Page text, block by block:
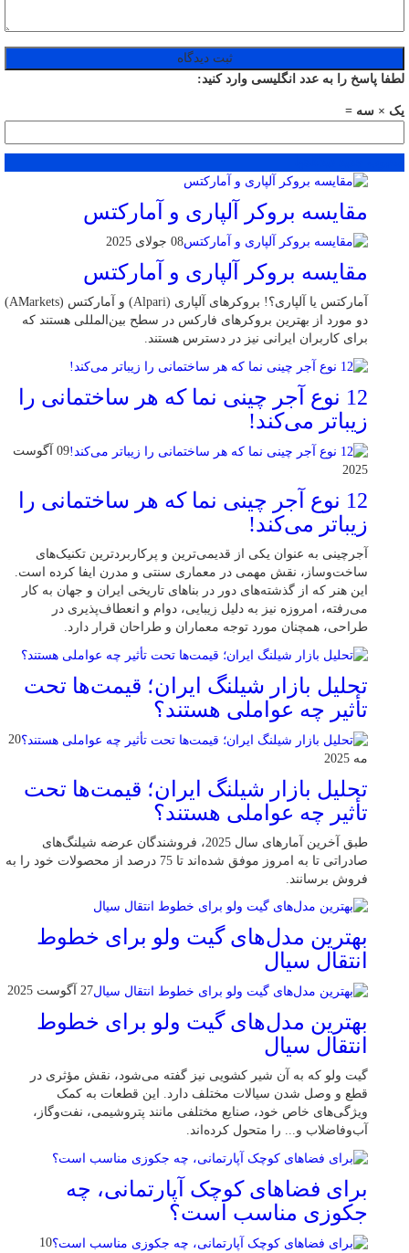
لطفا پاسخ را به عدد انگلیسی وارد کنید:
یک × سه =
مقایسه بروکر آلپاری و آمارکتس
08 جولای 2025
مقایسه بروکر آلپاری و آمارکتس
آمارکتس یا آلپاری؟! بروکرهای آلپاری (Alpari) و آمارکتس (AMarkets)
دو مورد از بهترین بروکرهای فارکس در سطح بین‌المللی هستند که
برای کاربران ایرانی نیز در دسترس هستند.
12 نوع آجر چینی نما که هر ساختمانی را
زیباتر می‌کند!
09 آگوست
2025
12 نوع آجر چینی نما که هر ساختمانی را
زیباتر می‌کند!
آجرچینی به عنوان یکی از قدیمی‌ترین و پرکاربردترین تکنیک‌های
ساخت‌وساز، نقش مهمی در معماری سنتی و مدرن ایفا کرده است.
این هنر که از گذشته‌های دور در بناهای تاریخی ایران و جهان به کار
می‌رفته، امروزه نیز به دلیل زیبایی، دوام و انعطاف‌پذیری در
طراحی، همچنان مورد توجه معماران و طراحان قرار دارد.
تحلیل بازار شیلنگ ایران؛ قیمت‌ها تحت
تأثیر چه عواملی هستند؟
20
مه 2025
تحلیل بازار شیلنگ ایران؛ قیمت‌ها تحت
تأثیر چه عواملی هستند؟
طبق آخرین آمارهای سال 2025، فروشندگان عرضه شیلنگ‌های
صادراتی تا به امروز موفق شده‌اند تا 75 درصد از محصولات خود را به
فروش برسانند.
بهترین مدل‌های گیت ولو برای خطوط
انتقال سیال
27 آگوست 2025
بهترین مدل‌های گیت ولو برای خطوط
انتقال سیال
گیت ولو که به آن شیر کشویی نیز گفته می‌شود، نقش مؤثری در
قطع و وصل شدن سیالات مختلف دارد. این قطعات به کمک
ویژگی‌های خاص خود، صنایع مختلفی مانند پتروشیمی، نفت‌وگاز،
آب‌وفاضلاب و... را متحول کرده‌اند.
برای فضاهای کوچک آپارتمانی، چه
جکوزی مناسب است؟
10